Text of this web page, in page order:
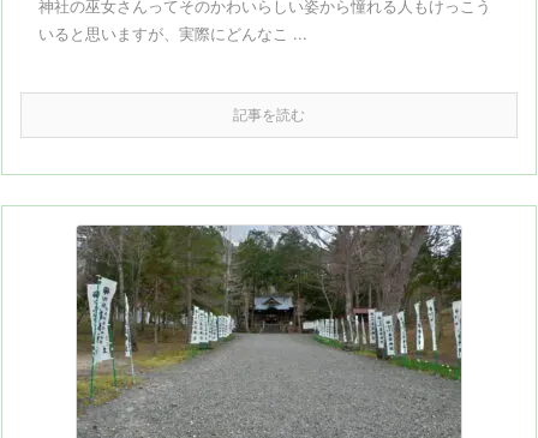
神社の巫女さんってそのかわいらしい姿から憧れる人もけっこう
いると思いますが、実際にどんなこ ...
記事を読む